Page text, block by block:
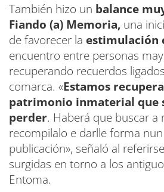
También hizo un balance
Fiando (a) Memoria, una
de favorecer la estimulación
encuentro entre personas
recuperando recuerdos
comarca. «Estamos
patrimonio inmaterial que
perder. Haberá que buscar a
recompilalo e darlle forma
publicación», señaló al
surgidas en torno a los
Entoma.